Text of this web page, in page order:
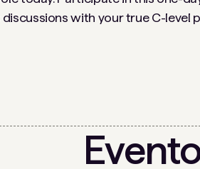
with your true C-level